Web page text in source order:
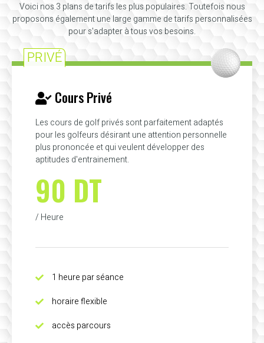
Voici nos 3 plans de tarifs les plus populaires. Toutefois nous
proposons également une large gamme de tarifs personnalisées
pour s'adapter à tous vos besoins.
PRIVÉ
Cours Privé
Les cours de golf privés sont parfaitement adaptés
pour les golfeurs désirant une attention personnelle
plus prononcée et qui veulent développer des
aptitudes d'entrainement.
90 DT
/ Heure
1 heure par séance
horaire flexible
accès parcours